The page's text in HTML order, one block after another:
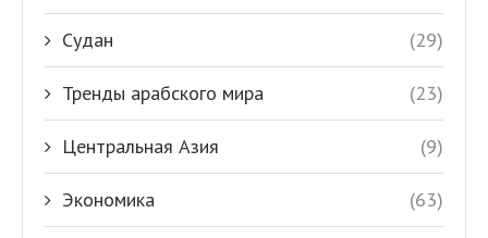
Судан (29)
Тренды арабского мира (23)
Центральная Азия (9)
Экономика (63)